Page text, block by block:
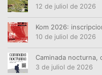
12 de juliol de 2026
Kom 2026:
10 de juliol de 2026
Caminada nocturna,
3 de juliol de 2026